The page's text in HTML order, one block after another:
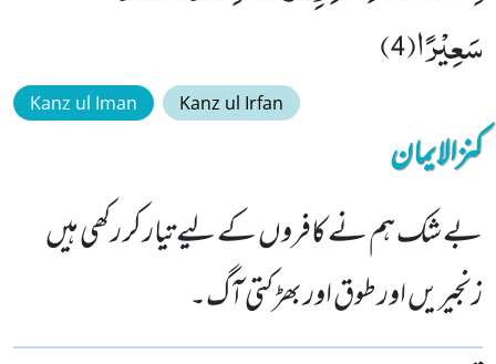
سَعِیْرًا(4)
Kanz ul Iman Kanz ul Irfan
کنزالایمان
بے شک ہم نے کافروں کے لیے تیار کر رکھی ہیں
زنجیریں اور طوق اور بھڑکتی آگ۔